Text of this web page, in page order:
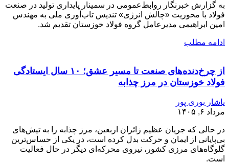
به گزارش خبرنگار روابط‌عمومی در سمینار پایداری تولید در صنعت
فولاد با محوریت «چالش انرژی» تندیس تاب‌آوری ملی به مهندس
امین ابراهیمی مدیرعامل گروه فولاد خوزستان تقدیم شد.
ادامه مطلب
از چرخ‌دنده‌های صنعت تا مسیر عشق؛ ۱۰ سال ایستادگی
فولاد خوزستان در مرز چذابه
یاشار بوری پور
مرداد ۶, ۱۴۰۵
در حالی که جریان عظیم زائران اربعین، مرز چذابه را به تپش‌های
بی‌پایانی از ایمان و حرکت بدل کرده است، در یکی از حساس‌ترین
گلوگاه‌های مرزی کشور، نیروی محرکه‌ای دیگر در حال فعالیت
است.